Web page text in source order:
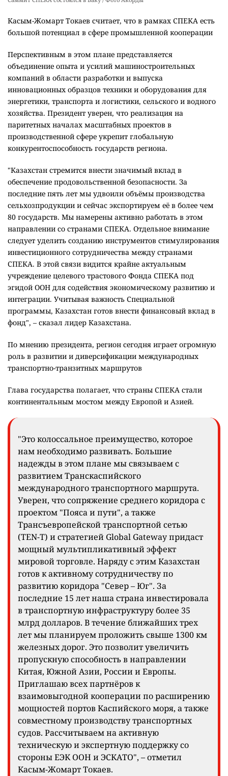
Касым-Жомарт Токаев считает, что в рамках СПЕКА есть
большой потенциал в сфере промышленной кооперации
Перспективным в этом плане представляется
объединение опыта и усилий машиностроительных
компаний в области разработки и выпуска
инновационных образцов техники и оборудования для
энергетики, транспорта и логистики, сельского и водного
хозяйства. Президент уверен, что реализация на
паритетных началах масштабных проектов в
производственной сфере укрепит глобальную
конкурентоспособность государств региона.
"Казахстан стремится внести значимый вклад в
обеспечение продовольственной безопасности. За
последние пять лет мы удвоили объёмы производства
сельхозпродукции и сейчас экспортируем её в более чем
80 государств. Мы намерены активно работать в этом
направлении со странами СПЕКА. Отдельное внимание
следует уделить созданию инструментов стимулирования
инвестиционного сотрудничества между странами
СПЕКА. В этой связи видится крайне актуальным
учреждение целевого трастового Фонда СПЕКА под
эгидой ООН для содействия экономическому развитию и
интеграции. Учитывая важность Специальной
программы, Казахстан готов внести финансовый вклад в
фонд", – сказал лидер Казахстана.
По мнению президента, регион сегодня играет огромную
роль в развитии и диверсификации международных
транспортно-транзитных маршрутов
Глава государства полагает, что страны СПЕКА стали
континентальным мостом между Европой и Азией.
"Это колоссальное преимущество, которое
нам необходимо развивать. Большие
надежды в этом плане мы связываем с
развитием Транскаспийского
международного транспортного маршрута.
Уверен, что сопряжение среднего коридора с
проектом "Пояса и пути", а также
Трансъевропейской транспортной сетью
(TEN-T) и стратегией Global Gateway придаст
мощный мультипликативный эффект
мировой торговле. Наряду с этим Казахстан
готов к активному сотрудничеству по
развитию коридора "Север – Юг". За
последние 15 лет наша страна инвестировала
в транспортную инфраструктуру более 35
млрд долларов. В течение ближайших трех
лет мы планируем проложить свыше 1300 км
железных дорог. Это позволит увеличить
пропускную способность в направлении
Китая, Южной Азии, России и Европы.
Приглашаю всех партнёров к
взаимовыгодной кооперации по расширению
мощностей портов Каспийского моря, а также
совместному производству транспортных
судов. Рассчитываем на активную
техническую и экспертную поддержку со
стороны ЕЭК ООН и ЭСКАТО", – отметил
Касым-Жомарт Токаев.